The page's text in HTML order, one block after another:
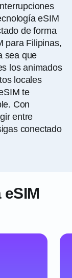
eSIM
de forma
para Filipinas,
sea que
los animados
locales
te
Con
entre
conectado